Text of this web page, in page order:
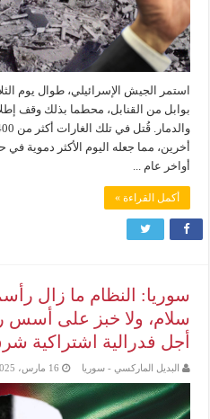
بوابل من القنابل، محطما بذلك وقف
أخرين، مما جعله اليوم الأكثر دموية في
أواخر عام ...
أكمل القراءة »
سوريا: النظام ما زال
سلام، ولا خبز على أسس
أجل فدرالية اشتراكية
البديل الماركسي - سوريا 16 مارس، 2025